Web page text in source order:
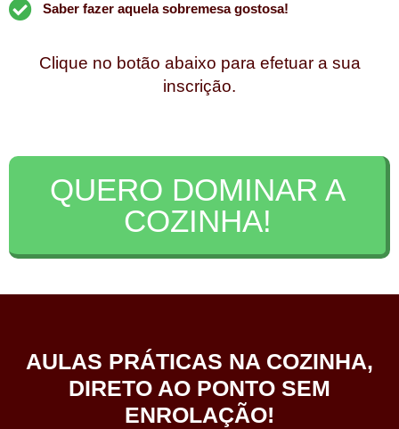
Saber fazer aquela sobremesa gostosa!
Clique no botão abaixo para efetuar a sua
inscrição.
QUERO DOMINAR A
COZINHA!
AULAS PRÁTICAS NA COZINHA,
DIRETO AO PONTO SEM
ENROLAÇÃO!